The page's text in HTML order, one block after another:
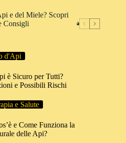
e del Miele? Scopri
Consigli
d'Api
è Sicuro per Tutti?
e Possibili Rischi
e Salute
e Come Funziona la
delle Api?